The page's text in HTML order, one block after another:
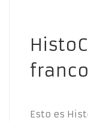
Esto es